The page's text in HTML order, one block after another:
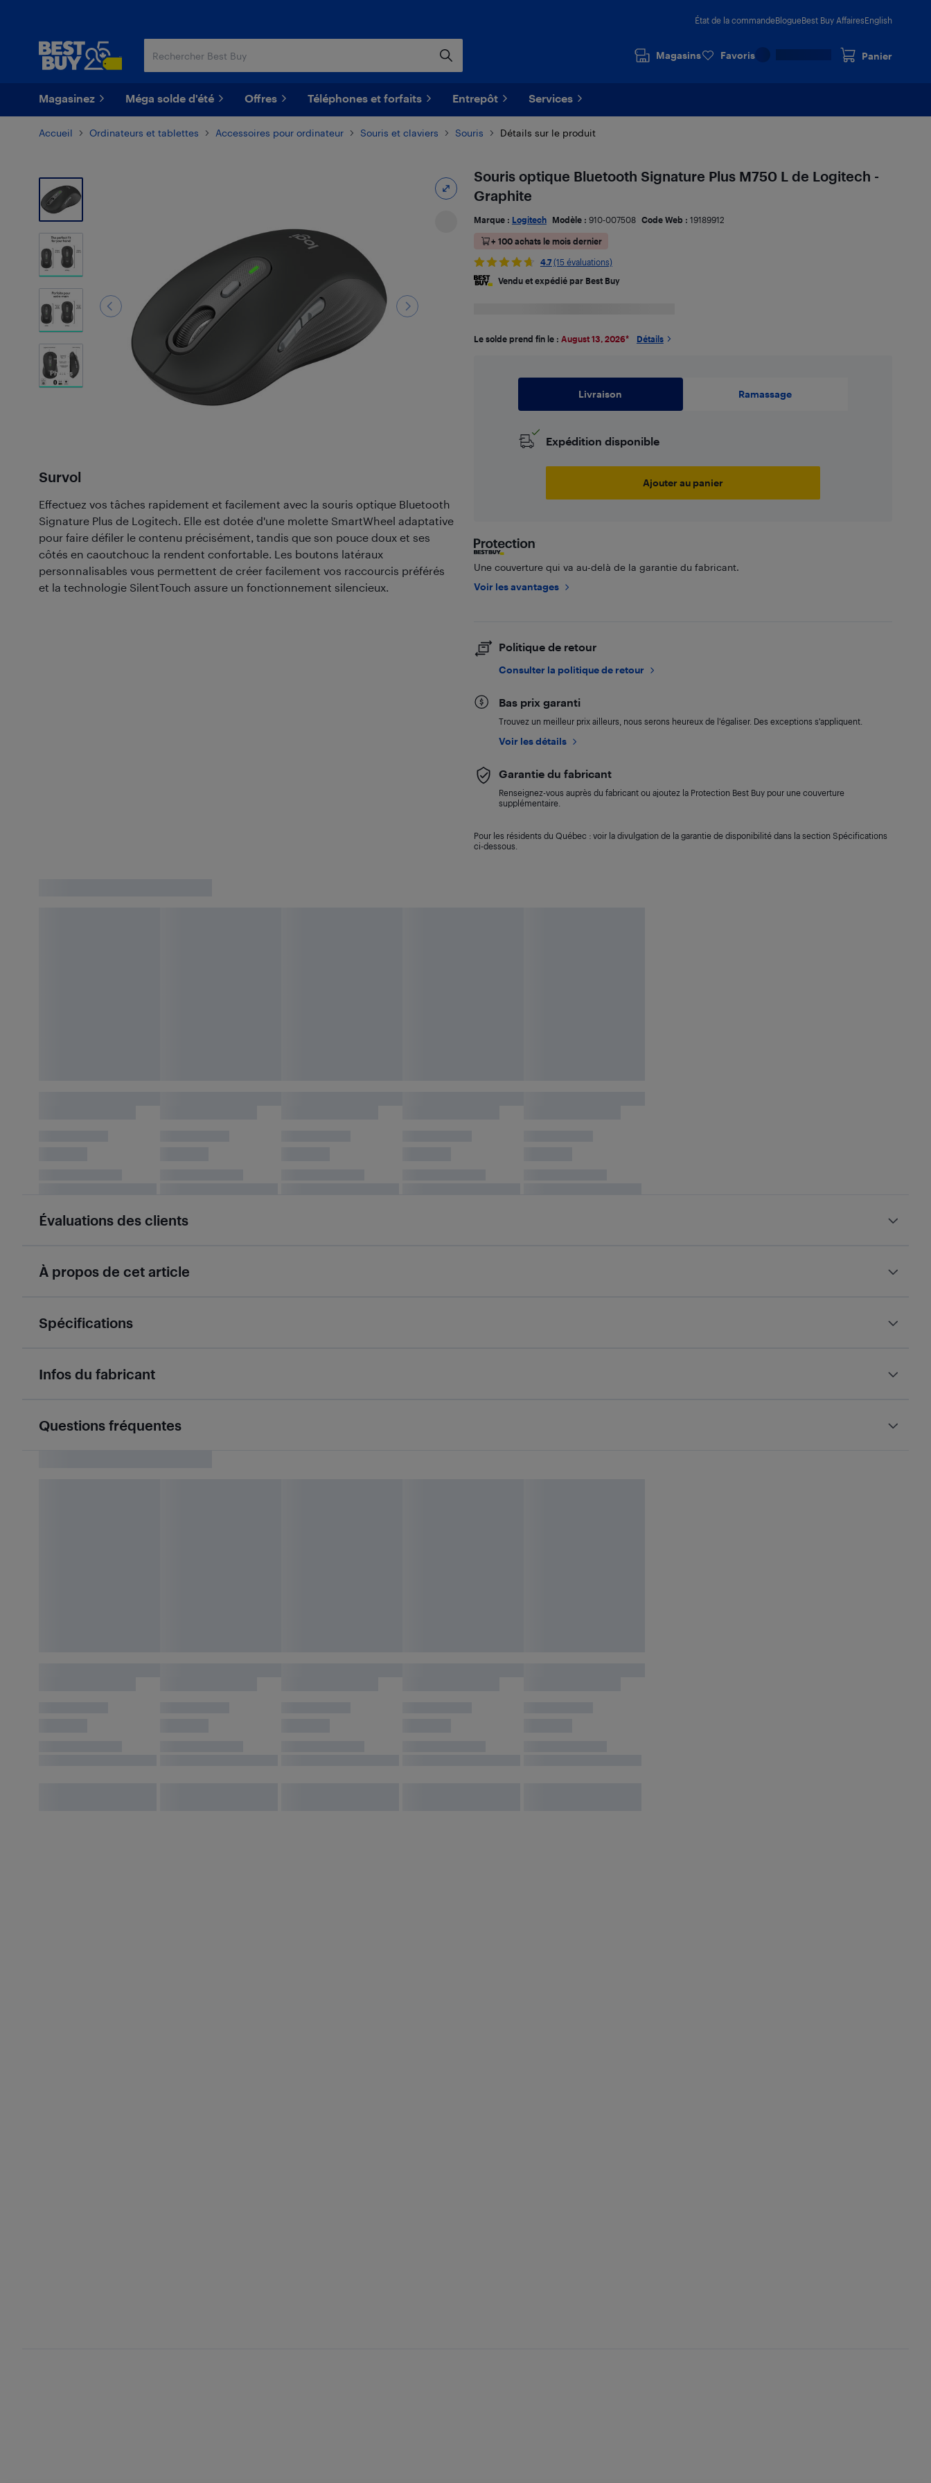
État de la commandeBlogueBest Buy AffairesEnglish
Magasins Favoris Panier
Magasinez Méga solde d'été Offres Téléphones et forfaits Entrepôt Services
Accueil Ordinateurs et tablettes Accessoires pour ordinateur Souris et claviers Souris Détails sur le produit
18
Photos
Survol
Effectuez vos tâches rapidement et facilement avec la souris optique Bluetooth
Signature Plus de Logitech. Elle est dotée d'une molette SmartWheel adaptative
pour faire défiler le contenu précisément, tandis que son pouce doux et ses
côtés en caoutchouc la rendent confortable. Les boutons latéraux
personnalisables vous permettent de créer facilement vos raccourcis préférés
et la technologie SilentTouch assure un fonctionnement silencieux.
Souris optique Bluetooth Signature Plus M750 L de Logitech -
Graphite
Marque : Logitech Modèle : 910-007508 Code Web : 19189912
+ 100 achats le mois dernier
4.7 (15 évaluations)
Vendu et expédié par Best Buy
Le solde prend fin le : August 13, 2026* Détails
Livraison Ramassage
Expédition disponible
Ajouter au panier
Une couverture qui va au-delà de la garantie du fabricant.
Voir les avantages
Politique de retour
Consulter la politique de retour
Bas prix garanti
Trouvez un meilleur prix ailleurs, nous serons heureux de l’égaliser. Des exceptions s’appliquent.
Voir les détails
Garantie du fabricant
Renseignez-vous auprès du fabricant ou ajoutez la Protection Best Buy pour une couverture
supplémentaire.
Pour les résidents du Québec : voir la divulgation de la garantie de disponibilité dans la section Spécifications
ci-dessous.
Évaluations des clients
À propos de cet article
Spécifications
Infos du fabricant
Questions fréquentes